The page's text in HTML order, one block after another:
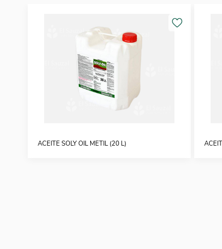
ACEITE SOLY OIL METIL (20 L)